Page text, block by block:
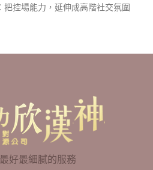
控場能力，延伸成高階社交氛圍
好最細膩的服務